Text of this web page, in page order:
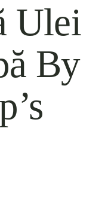
Ulei
By